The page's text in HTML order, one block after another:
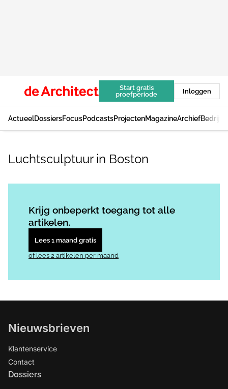
Start gratis
proefperiode
Inloggen
ActueelDossiersFocusPodcastsProjectenMagazineArchief
Luchtsculptuur in Boston
Krijg onbeperkt toegang tot alle
artikelen.
Lees 1 maand gratis
of lees 2 artikelen per maand
Nieuwsbrieven
Klantenservice
Contact
Dossiers